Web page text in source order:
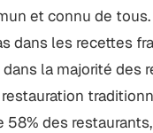
et connu de
dans les recettes
la majorité des
restauration
58% des